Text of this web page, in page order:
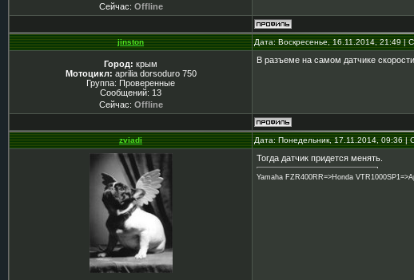
Сейчас: Offline
jinston Дата: Воскресенье, 16.11.2014, 21:49 |
Город: крым
Мотоцикл: aprilia dorsoduro 750
Группа: Проверенные
Сообщений: 13
Сейчас: Offline
В разъеме на самом датчике
zviadi Дата: Понедельник, 17.11.2014, 09:36
Тогда датчик придется менять.
Yamaha FZR400RR=>Honda